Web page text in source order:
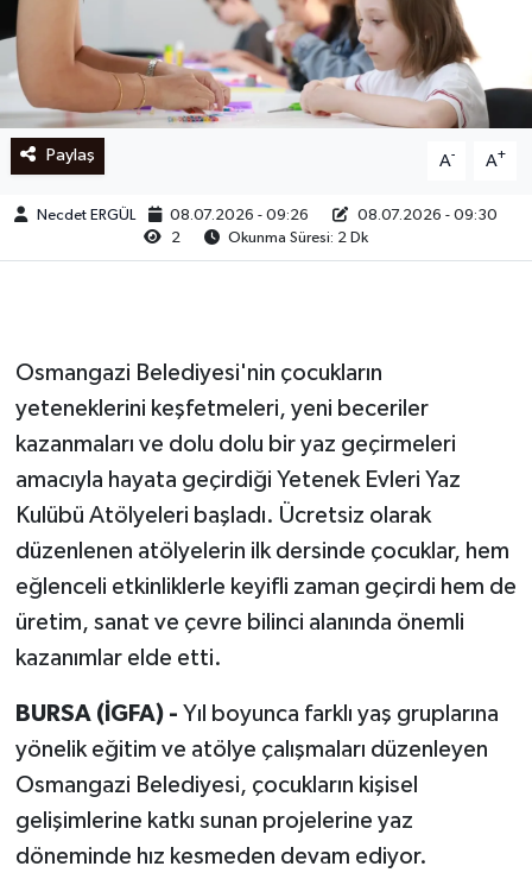
Paylaş A- A+
Necdet ERGÜL 08.07.2026 - 09:26
08.07.2026 - 09:30
2
Okunma Süresi: 2 Dk
Osmangazi Belediyesi'nin çocukların
yeteneklerini keşfetmeleri, yeni beceriler
kazanmaları ve dolu dolu bir yaz geçirmeleri
amacıyla hayata geçirdiği Yetenek Evleri Yaz
Kulübü Atölyeleri başladı. Ücretsiz olarak
düzenlenen atölyelerin ilk dersinde çocuklar, hem
eğlenceli etkinliklerle keyifli zaman geçirdi hem de
üretim, sanat ve çevre bilinci alanında önemli
kazanımlar elde etti.
BURSA (İGFA) - Yıl boyunca farklı yaş gruplarına
yönelik eğitim ve atölye çalışmaları düzenleyen
Osmangazi Belediyesi, çocukların kişisel
gelişimlerine katkı sunan projelerine yaz
döneminde hız kesmeden devam ediyor.
Ege
İzmir
İletişim
Künye